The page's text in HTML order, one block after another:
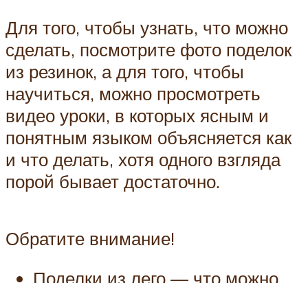
Для того, чтобы узнать, что можно
сделать, посмотрите фото поделок
из резинок, а для того, чтобы
научиться, можно просмотреть
видео уроки, в которых ясным и
понятным языком объясняется как
и что делать, хотя одного взгляда
порой бывает достаточно.
Обратите внимание!
Поделки из лего — что можно